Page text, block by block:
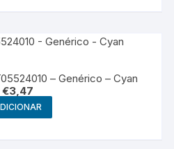
– Genérico – Cyan
€3,47